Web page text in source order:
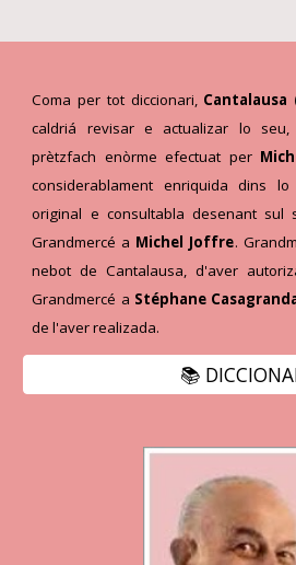
Coma per tot diccionari, Cantalausa
caldriá revisar e actualizar lo
prètzfach enòrme efectuat per
considerablament enriquida dins
original e consultabla desenant sul
Grandmercé a Michel Joffre.
nebot de Cantalausa, d'aver
Grandmercé a Stéphane
de l'aver realizada.
📚